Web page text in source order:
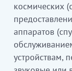
ғарыш
дауыстық,
деректерін
техникалық
космических
аппаратов
устройствам,